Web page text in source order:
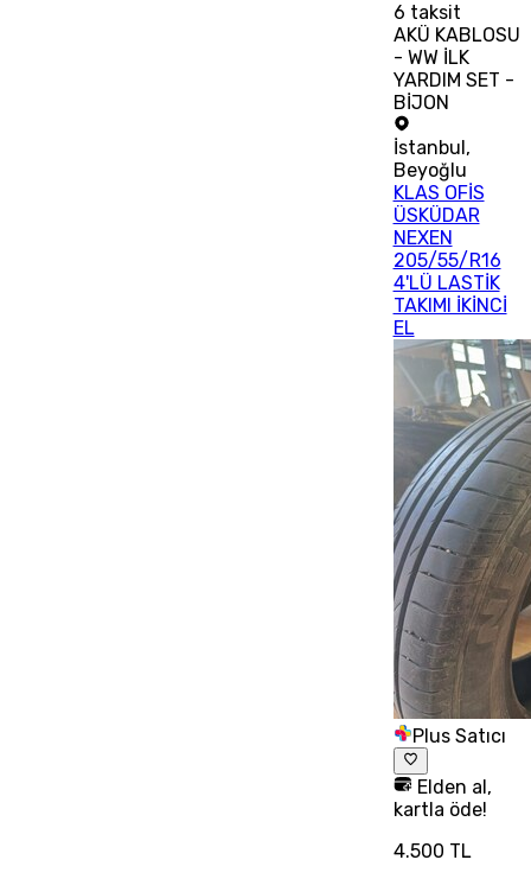
6 taksit
AKÜ KABLOSU
- WW İLK
YARDIM SET -
BİJON
İstanbul ,
Beyoğlu
KLAS OFİS
ÜSKÜDAR
NEXEN
205/55/R16
4'LÜ LASTİK
TAKIMI İKİNCİ
EL
Plus Satıcı
Elden al,
kartla öde!
4.500 TL